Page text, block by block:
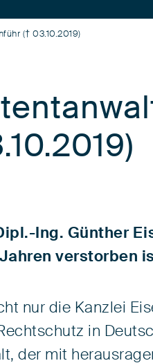
(† 03.10.2019)
Ing. Günther
verstorben
nur die Kanzlei
in
der mit